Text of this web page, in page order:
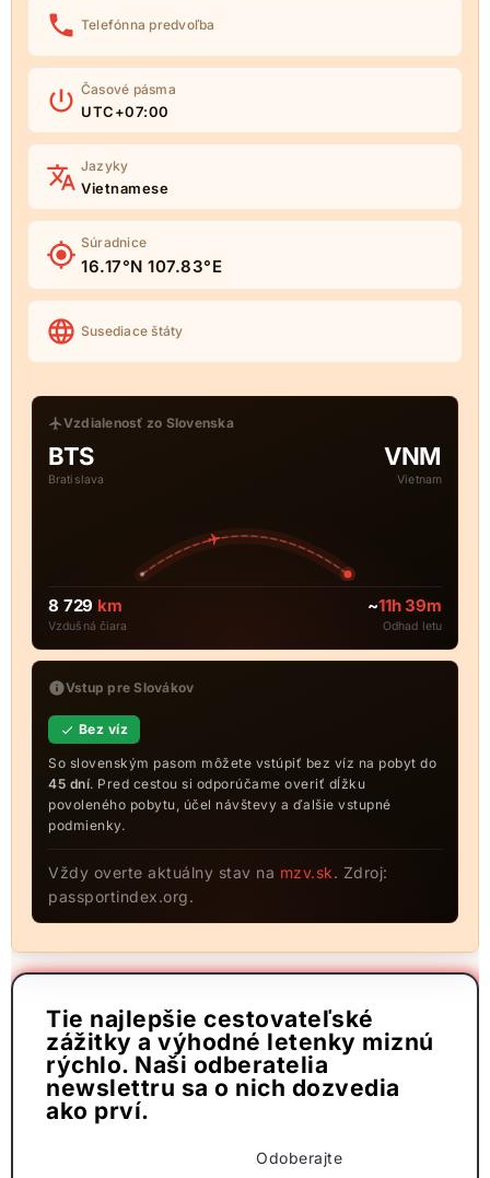
Telefónna predvoľba
Časové pásma
UTC+07:00
Jazyky
Vietnamese
Súradnice
16.17°N 107.83°E
Susediace štáty
Vzdialenosť zo Slovenska
BTS
Bratislava
VNM
Vietnam
8 729 km
Vzdušná čiara
~11h 39m
Odhad letu
Vstup pre Slovákov
Bez víz
So slovenským pasom môžete vstúpiť bez víz na pobyt do
45 dní. Pred cestou si odporúčame overiť dĺžku
povoleného pobytu, účel návštevy a ďalšie vstupné
podmienky.
Vždy overte aktuálny stav na mzv.sk. Zdroj:
passportindex.org.
Tie najlepšie cestovateľské
zážitky a výhodné letenky miznú
rýchlo. Naši odberatelia
newslettru sa o nich dozvedia
ako prví.
Odoberajte